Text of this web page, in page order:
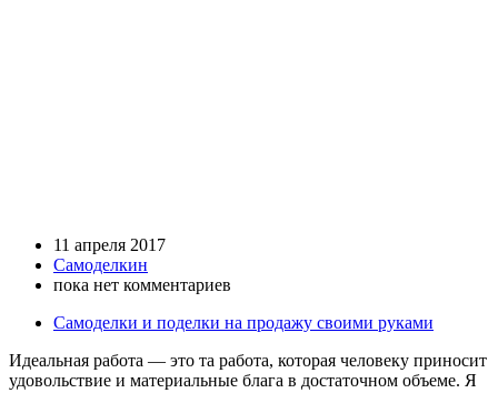
11 апреля 2017
Самоделкин
пока нет комментариев
Самоделки и поделки на продажу своими руками
Идеальная работа — это та работа, которая человеку приносит
удовольствие и материальные блага в достаточном объеме. Я